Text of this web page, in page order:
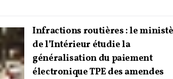
Infractions routières : le
de l’Intérieur étudie la
généralisation du paiement
électronique TPE des amendes